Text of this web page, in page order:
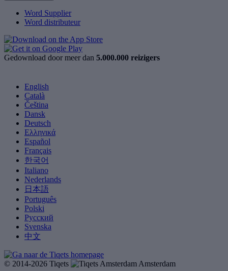
Word Supplier
Word distributeur
Gedownload door meer dan 5.000.000 reizigers
English
Català
Čeština
Dansk
Deutsch
Ελληνικά
Español
Français
한국어
Italiano
Nederlands
日本語
Português
Polski
Русский
Svenska
中文
© 2014-2026 Tiqets
Amsterdam